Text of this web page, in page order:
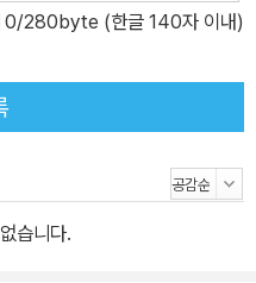
악담은 걸러내고 덕담은 받아들
의 비타민이다 등에서 모든 것
는 지금만으로도 기쁘다, 기회
다, 시간을 돈으로 바꿀 수 없
, 철저히 분리하기, 간절히 원
사랑하는 여덟 가지 방법을 제
0/280byte (한글 140자 이내)
습니다.